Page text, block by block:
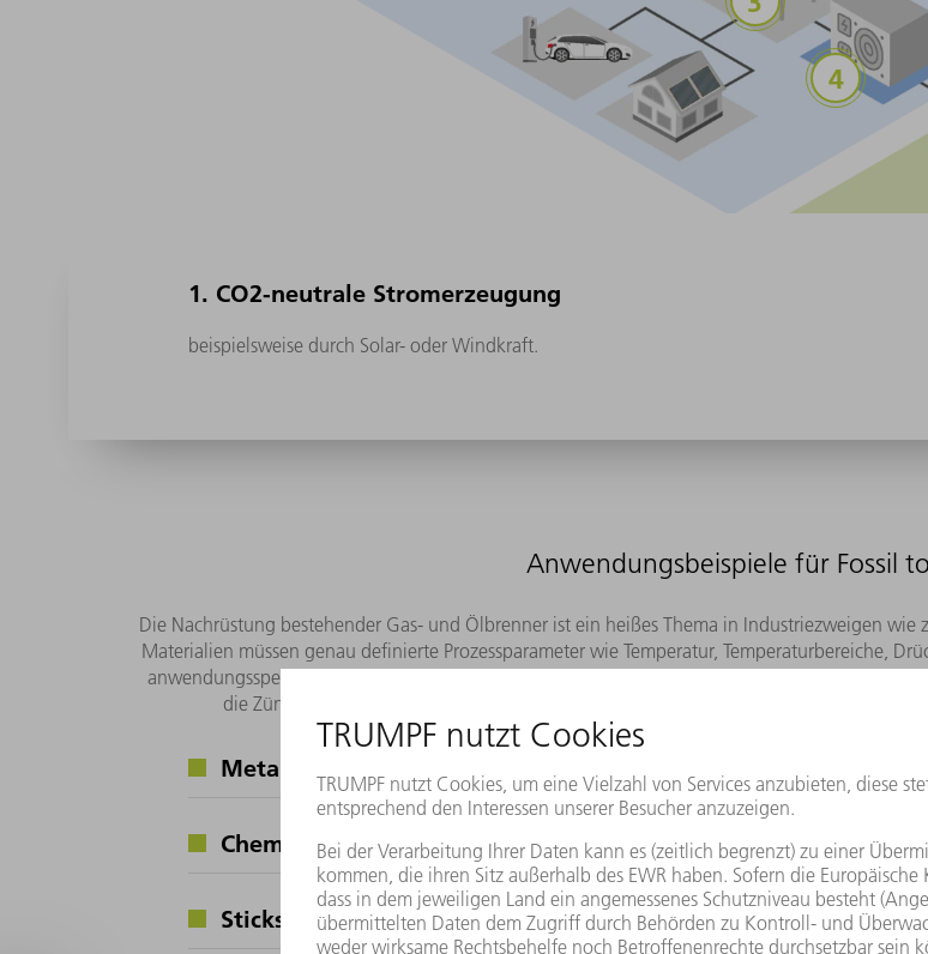
1. CO2-neutrale Stromerzeugung
beispielsweise durch Solar- oder Windkraft.
Methanplasmapyrolyse, welche die Herstellung von türkisfarbenem H2und/oder C-
Anwendungsbeispiele für Fossil
Die Nachrüstung bestehender Gas- und Ölbrenner ist ein heißes Thema in Industriezweigen
Materialien müssen genau definierte Prozessparameter wie Temperatur, Temperaturbereiche,
anwendungsspezifischen Prozessbedingungen können verschiedene Plasmatypen eingesetzt
die Zündung und Aufrechterhaltung seines Plasmas. Plasma-Verfahren können für
Metall-Schmelzen
Chemische Verfahren
Stickstoff-Fixierung